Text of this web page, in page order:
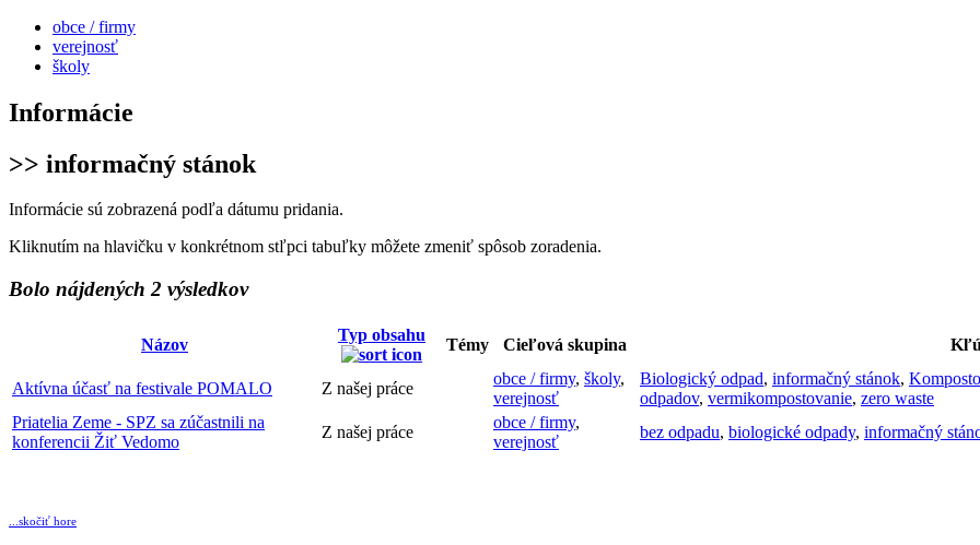
obce / firmy
verejnosť
školy
Informácie
>> informačný stánok
Informácie sú zobrazená podľa dátumu pridania.
Kliknutím na hlavičku v konkrétnom stľpci tabuľky môžete zmeniť spôsob zoradenia.
Bolo nájdených 2 výsledkov
Názov
Typ obsahu
Témy Cieľová skupina
Aktívna účasť na festivale POMALO
Z našej práce
obce / firmy, školy,
verejnosť
Biologický odpad, informačný stánok,
odpadov, vermikompostovanie, zero waste
Priatelia Zeme - SPZ sa zúčastnili na
konferencii Žiť Vedomo
Z našej práce
obce / firmy,
verejnosť
bez odpadu, biologické odpady, informačný
...skočiť hore